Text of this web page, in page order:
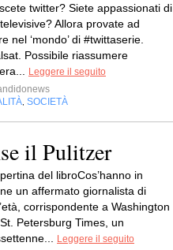
twitter? Siete appassionati di
Allora provate ad
nel ‘mondo’ di #twittaserie.
Possibile riassumere
Leggere il seguito
SOCIETÀ
il Pulitzer
del libroCos’hanno in
un affermato giornalista di
corrispondente a Washington
Petersburg Times, un
Leggere il seguito